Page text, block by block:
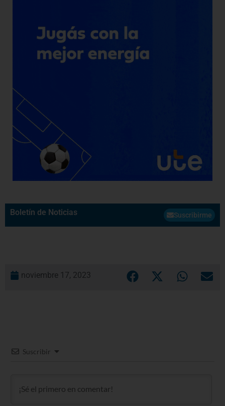
Boletín de Noticias Suscribirme
noviembre 17, 2023
Suscribir